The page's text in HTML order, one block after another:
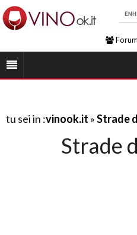
Forum
tu sei in :vinook.it »Strade
Strade